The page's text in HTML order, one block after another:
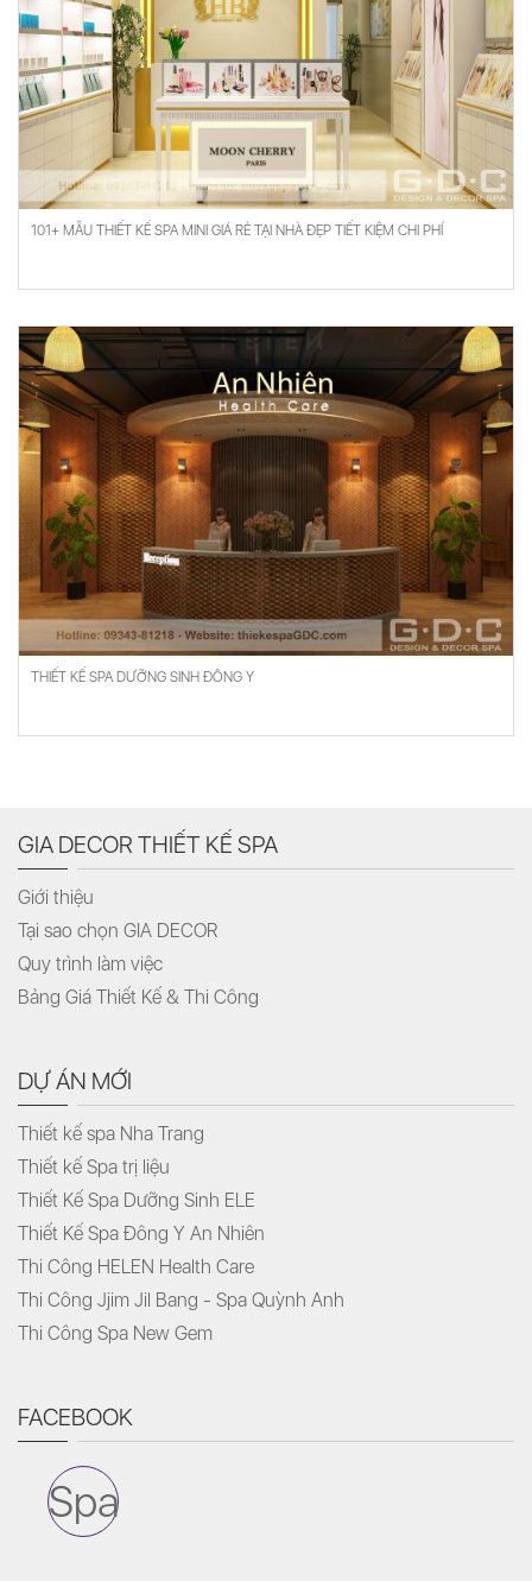
101+ MẪU THIẾT KẾ SPA MINI GIÁ RẺ TẠI NHÀ ĐẸP TIẾT KIỆM CHI PHÍ
THIẾT KẾ SPA DƯỠNG SINH ĐÔNG Y
GIA DECOR THIẾT KẾ SPA
Giới thiệu
Tại sao chọn GIA DECOR
Quy trình làm việc
Bảng Giá Thiết Kế & Thi Công
DỰ ÁN MỚI
Thiết kế spa Nha Trang
Thiết kế Spa trị liệu
Thiết Kế Spa Dưỡng Sinh ELE
Thiết Kế Spa Đông Y An Nhiên
Thi Công HELEN Health Care
Thi Công Jjim Jil Bang - Spa Quỳnh Anh
Thi Công Spa New Gem
FACEBOOK
Spa